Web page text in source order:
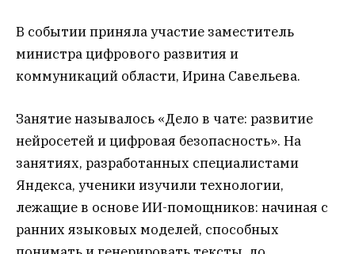
В событии приняла участие заместитель
министра цифрового развития и
коммуникаций области, Ирина Савельева.
Занятие называлось «Дело в чате: развитие
нейросетей и цифровая безопасность». На
занятиях, разработанных специалистами
Яндекса, ученики изучили технологии,
лежащие в основе ИИ-помощников: начиная с
ранних языковых моделей, способных